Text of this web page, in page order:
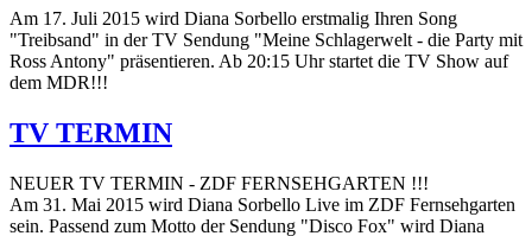
Am 17. Juli 2015 wird Diana Sorbello erstmalig Ihren Song
"Treibsand" in der TV Sendung "Meine Schlagerwelt - die Party mit
Ross Antony" präsentieren. Ab 20:15 Uhr startet die TV Show auf
dem MDR!!!
TV TERMIN
NEUER TV TERMIN - ZDF FERNSEHGARTEN !!!
Am 31. Mai 2015 wird Diana Sorbello Live im ZDF Fernsehgarten
sein. Passend zum Motto der Sendung "Disco Fox" wird Diana